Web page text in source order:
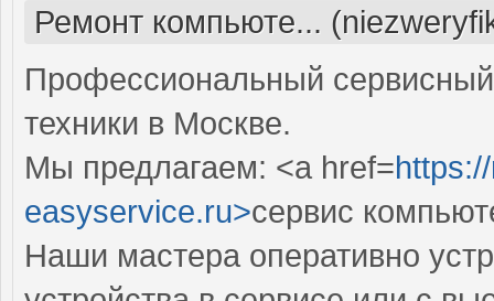
Ремонт компьюте...
Профессиональный
техники в Москве.
Мы предлагаем: <a href=
easyservice.ru>сервис
Наши мастера оперативно